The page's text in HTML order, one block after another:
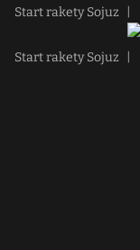
Start rakety Sojuz
Start rakety Sojuz